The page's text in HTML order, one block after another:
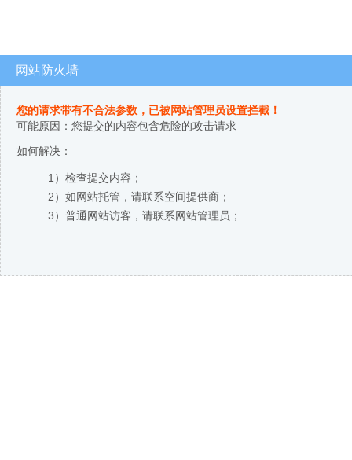
网站防火墙
您的请求带有不合法参数，已被网站管理员设置拦截！
可能原因：您提交的内容包含危险的攻击请求
如何解决：
1）检查提交内容；
2）如网站托管，请联系空间提供商；
3）普通网站访客，请联系网站管理员；